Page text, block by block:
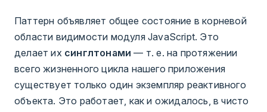
Паттерн объявляет общее состояние в корневой
области видимости модуля JavaScript. Это
делает их синглтонами — т. е. на протяжении
всего жизненного цикла нашего приложения
существует только один экземпляр реактивного
объекта. Это работает, как и ожидалось, в чисто